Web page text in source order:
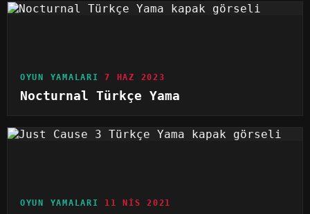
OYUN YAMALARI 7 HAZ 2023
Nocturnal Türkçe Yama
OYUN YAMALARI 11 NIS 2021